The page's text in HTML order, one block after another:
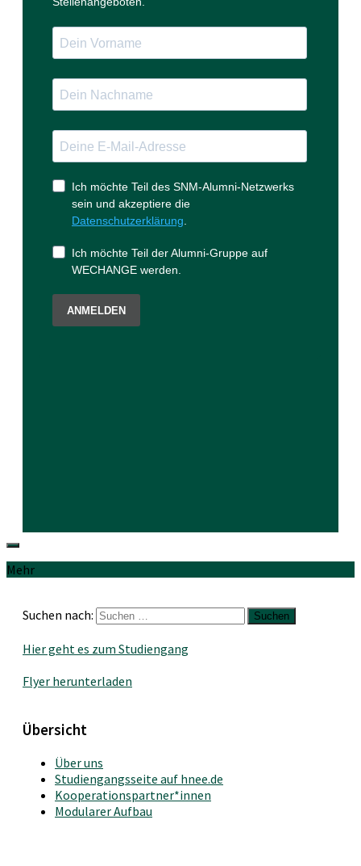
Mehr
Suchen nach:
Hier geht es zum Studiengang
Flyer herunterladen
Übersicht
Über uns
Studiengangsseite auf hnee.de
Kooperationspartner*innen
Modularer Aufbau